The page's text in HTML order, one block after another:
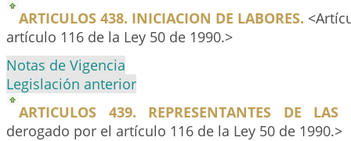
ARTICULOS 438. INICIACION DE LABORES.
artículo 116 de la Ley 50 de 1990.>
Notas de Vigencia
Legislación anterior
ARTICULOS 439. REPRESENTANTES DE LAS
derogado por el artículo 116 de la Ley 50 de 1990.>